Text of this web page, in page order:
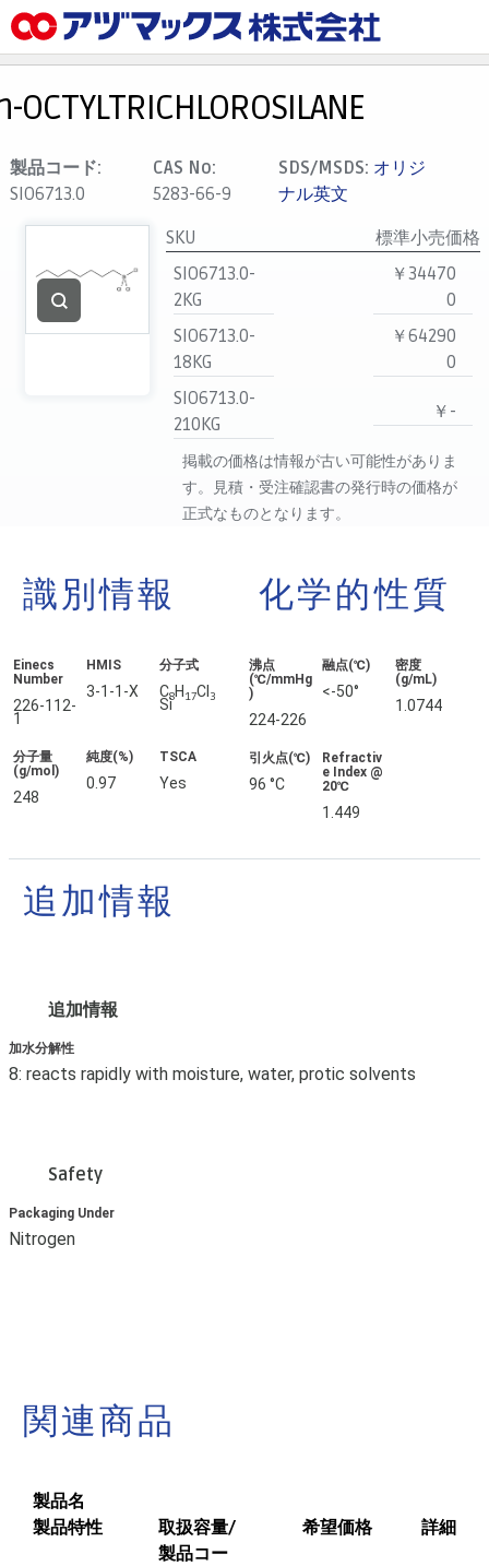
お気に入り
カート
マイアカウント
代理店一覧
支払い
OCTYLTRICHLOROSILANE
製品コード:
SIO6713.0
CAS No:
5283-66-9
SDS/MSDS: オリジ
ナル英文
SKU
標準小売価格
SIO6713.0-
2KG
￥34470
0
SIO6713.0-
18KG
￥64290
0
SIO6713.0-
210KG
￥-
掲載の価格は情報が古い可能性がありま
す。見積・受注確認書の発行時の価格が
正式なものとなります。
識別情報
Einecs
Number
226-112-
1
HMIS
3-1-1-X
分子式
C8H 17Cl 3
Si
分子量
(g/mol)
248
純度(%)
0.97
TSCA
Yes
化学的性質
沸点
(℃/mmHg
)
224-226
融点(℃)
<-50°
密度
(g/mL)
1.0744
引火点(℃)
96 °C
Refractiv
e Index @
20℃
1.449
追加情報
追加情報
加水分解性
8: reacts rapidly with moisture, water, protic solvents
Safety
Packaging Under
Nitrogen
関連商品
製品名
製品特性
取扱容量/
製品コー
希望価格 詳細